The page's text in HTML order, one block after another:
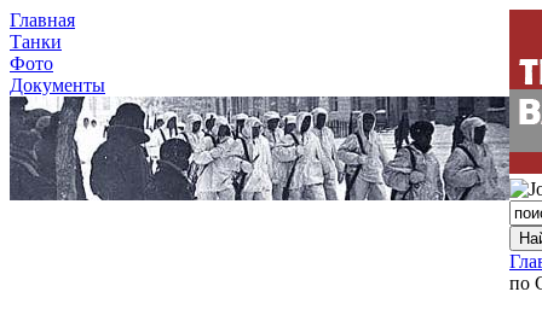
Главная
Танки
Фото
Документы
по